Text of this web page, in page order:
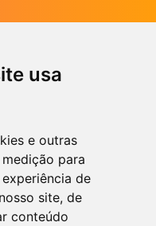
usa
e outras
para
de
site, de
conteúdo
permitindo
de forma simples